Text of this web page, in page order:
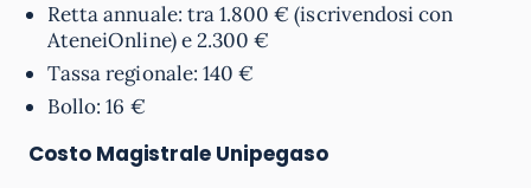
Retta annuale: tra 1.800 € (iscrivendosi con
AteneiOnline) e 2.300 €
Tassa regionale: 140 €
Bollo: 16 €
Costo Magistrale Unipegaso